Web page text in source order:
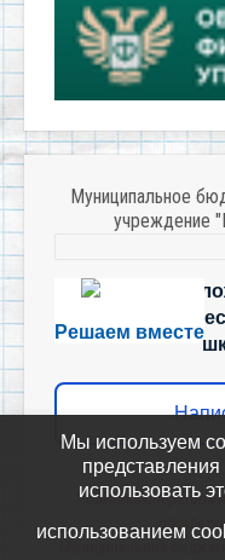
Муниципальное
учреждение
Решаем вместе
Есть
учебного
Политика-
Муниципальное
Мы используем
использовать
использованием